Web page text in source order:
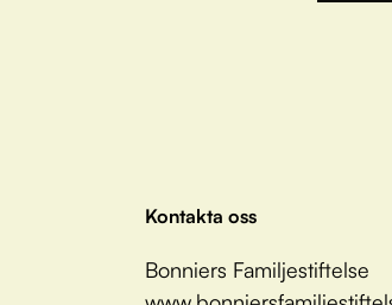
Kontakta oss
Bonniers Familjestiftelse